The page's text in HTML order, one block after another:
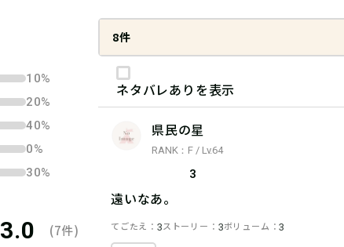
10%
20%
40%
0%
30%
3.0 (7件)
8件
ネタバレありを表示
県民の星
RANK：F / Lv.64
3
遠いなあ。
てごたえ 3ストーリー 3ボリューム 3